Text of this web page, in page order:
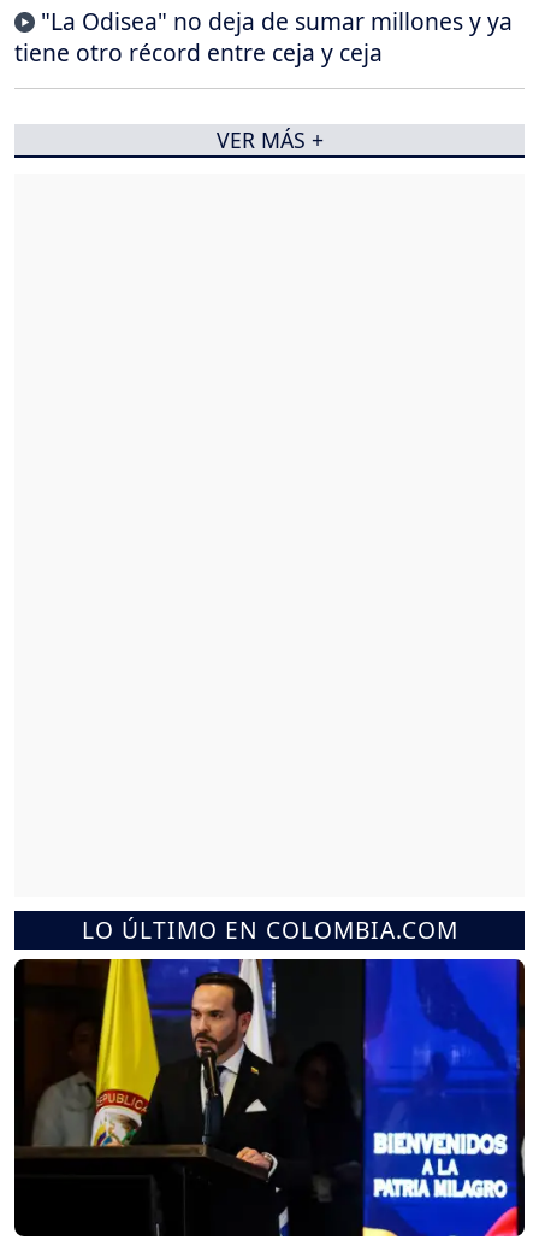
LO ÚLTIMO EN COLOMBIA.COM
"La Odisea" no deja de sumar millones y ya
tiene otro récord entre ceja y ceja
VER MÁS +